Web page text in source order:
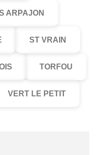
ARPAJON
ST VRAIN
TORFOU
VERT LE PETIT